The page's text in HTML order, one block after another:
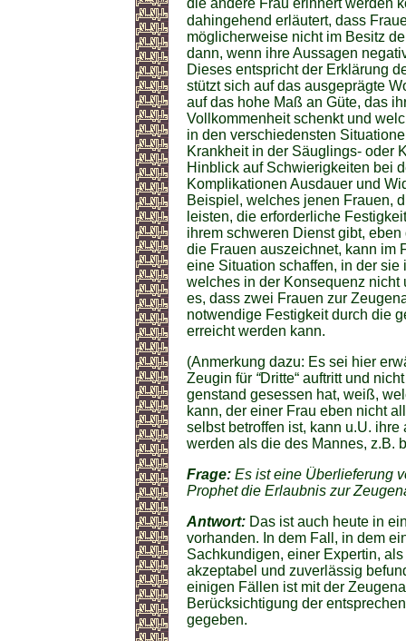
die andere Frau erinnert werden
dahingehend erläutert, dass
möglicherweise nicht im Besitz
dann, wenn ihre Aussagen
Dieses entspricht der Erklärung
stützt sich auf das ausgeprägte
auf das hohe Maß an Güte, das
Vollkommenheit schenkt und
in den verschiedensten
Krankheit in der Säuglings- oder
Hinblick auf Schwierigkeiten bei
Komplikationen Ausdauer und
Beispiel, welches jenen Frauen,
leisten, die erforderliche
ihrem schweren Dienst gibt,
die Frauen auszeichnet, kann im
eine Situation schaffen, in der
welches in der Konsequenz
es, dass zwei Frauen zur
notwendige Festigkeit durch die
erreicht werden kann.
(Anmerkung dazu: Es sei hier
Zeugin für “Dritte“ auftritt und
genstand gesessen hat, weiß,
kann, der einer Frau eben nicht
selbst betroffen ist, kann u.U.
werden als die des Mannes, z.B.
Frage: Es ist eine Überlieferung
Prophet die Erlaubnis zur
Antwort: Das ist auch heute in
vorhanden. In dem Fall, in dem
Sachkundigen, einer Expertin,
akzeptabel und zuverlässig
einigen Fällen ist mit der
Berücksichtigung der
gegeben.